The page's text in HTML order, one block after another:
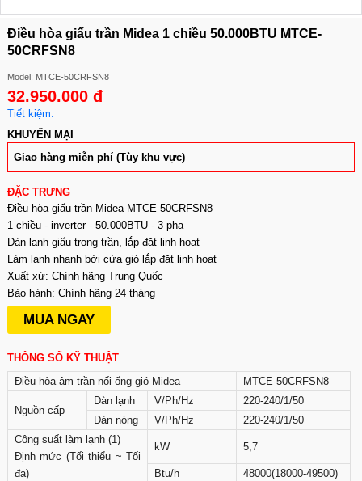
Điều hòa giấu trần Midea 1 chiều 50.000BTU MTCE-
50CRFSN8
Model: MTCE-50CRFSN8
32.950.000 đ
Tiết kiệm:
KHUYẾN MẠI
Giao hàng miễn phí (Tùy khu vực)
ĐẶC TRƯNG
Điều hòa giấu trần Midea MTCE-50CRFSN8
1 chiều - inverter - 50.000BTU - 3 pha
Dàn lạnh giấu trong trần, lắp đặt linh hoạt
Làm lạnh nhanh bởi cửa gió lắp đặt linh hoạt
Xuất xứ: Chính hãng Trung Quốc
Bảo hành: Chính hãng 24 tháng
MUA NGAY
THÔNG SỐ KỸ THUẬT
Điều hòa âm trần nối ống gió Midea
MTCE-50CRFSN8
Nguồn cấp
Dàn lạnh V/Ph/Hz
220-240/1/50
Dàn nóng
V/Ph/Hz
220-240/1/50
Công suất làm lạnh (1)
Định mức (Tối thiểu ~ Tối
đa)
kW 5,7
Btu/h
48000(18000-49500)